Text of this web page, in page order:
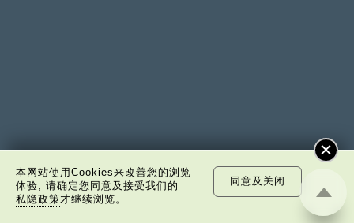
本网站使用Cookies来改善您的浏览
体验, 请确定您同意及接受我们的
私隐政策才继续浏览。
同意及关闭